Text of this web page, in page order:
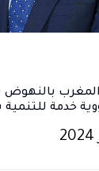
المغرب بالنهوض
خدمة للتنمية